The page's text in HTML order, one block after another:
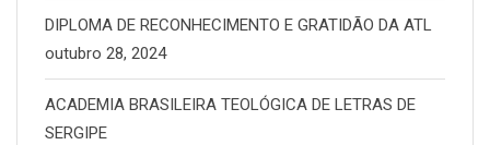
DIPLOMA DE RECONHECIMENTO E GRATIDÃO DA ATL
outubro 28, 2024
ACADEMIA BRASILEIRA TEOLÓGICA DE LETRAS DE
SERGIPE